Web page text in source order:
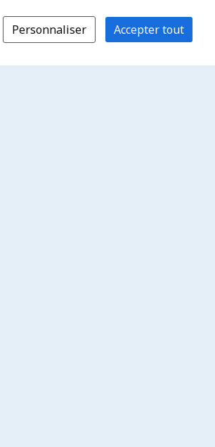
Personnaliser Accepter tout